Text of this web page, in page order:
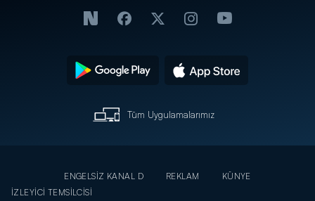
Tüm Uygulamalarımız
ENGELSİZ KANAL D REKLAM
KÜNYE
İZLEYİCİ TEMSİLCİSİ